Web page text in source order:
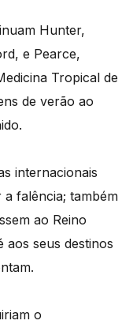
Hunter,
e Pearce,
Tropical de
de verão ao
internacionais
falência; também
ao Reino
aos seus destinos
o